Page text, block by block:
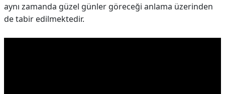
aynı zamanda güzel günler göreceği anlama üzerinden
de tabir edilmektedir.